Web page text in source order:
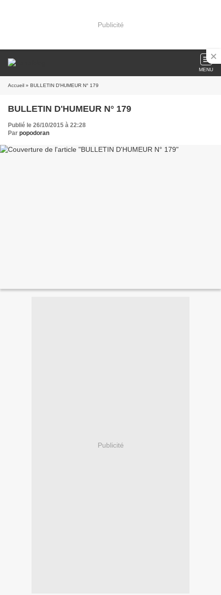
Publicité
MENU
Accueil » BULLETIN D'HUMEUR N° 179
BULLETIN D'HUMEUR N° 179
Publié le 26/10/2015 à 22:28
Par popodoran
Publicité